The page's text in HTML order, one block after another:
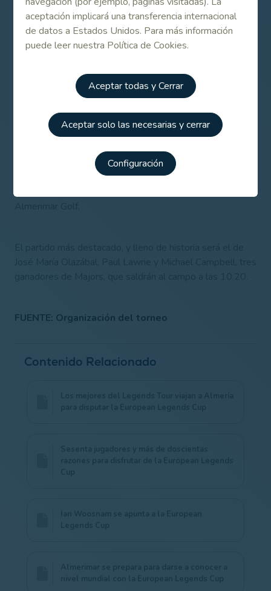
aceptación implicará una transferencia internacional
de datos a Estados Unidos. Para más información
puede leer nuestra Política de Cookies.
Aceptar todas y Cerrar
Aceptar solo las necesarias y cerrar
Configuración
un 5º puesto en el Senior Open llega a Golf Almerimar
dispuesto a lograr su primera victoria en el Senior Tour.
gran José María Olazábal, el canario Carlos Suneson
ganador de un torneo del Tour, y el último en unirse al
viene después de hacer top 20 en Zambia y Francia.
Todos ellos llegan a Almería dispuestos a levantar trofeo
en la primera edición de la European Legends Cup, que
Almerimar Golf.
El partido más destacado, y lleno de historia será el de
José María Olazábal, Paul Lawrie y Michael Campbell, tres
ganadores de Majors, que saldrán al campo a las 10.20.
FUENTE: Organización del torneo
Contenido Relacionado